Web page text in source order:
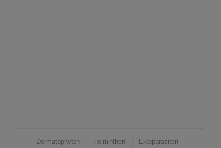
Dermatophyten Helminthen Ektoparasiten